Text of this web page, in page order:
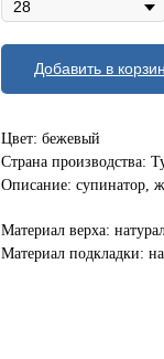
Добавить в
Цвет: бежевый
Страна производства:
Описание: супинатор,
Материал верха:
Материал подкладки: